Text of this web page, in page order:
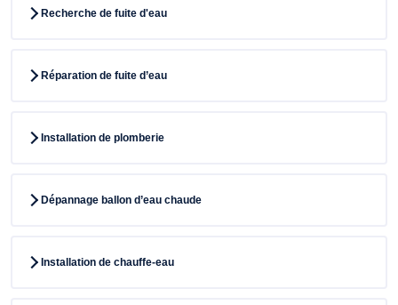
Recherche de fuite d'eau
Réparation de fuite d’eau
Installation de plomberie
Dépannage ballon d’eau chaude
Installation de chauffe-eau